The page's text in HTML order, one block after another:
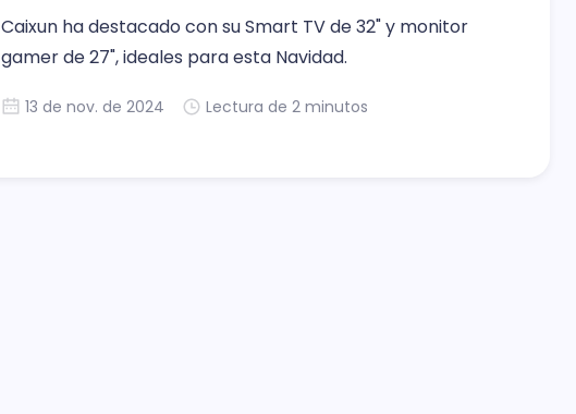
Caixun ha destacado con su Smart TV de 32" y monitor
gamer de 27", ideales para esta Navidad.
13 de nov. de 2024 Lectura de 2 minutos